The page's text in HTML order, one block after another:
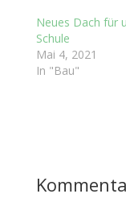
Neues Dach für
Schule
Mai 4, 2021
In "Bau"